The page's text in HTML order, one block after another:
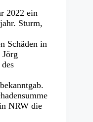
2022 ein
Sturm,
Schäden in
NRW die